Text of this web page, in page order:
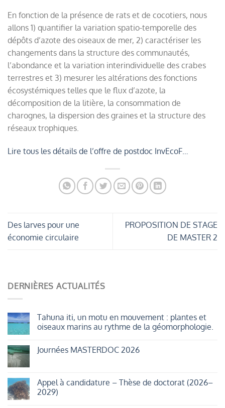
En fonction de la présence de rats et de cocotiers, nous
allons 1) quantifier la variation spatio-temporelle des
dépôts d’azote des oiseaux de mer, 2) caractériser les
changements dans la structure des communautés,
l’abondance et la variation interindividuelle des crabes
terrestres et 3) mesurer les altérations des fonctions
écosystémiques telles que le flux d’azote, la
décomposition de la litière, la consommation de
charognes, la dispersion des graines et la structure des
réseaux trophiques.
Lire tous les détails de l’offre de postdoc InvEcoF…
Des larves pour une
économie circulaire
PROPOSITION DE STAGE
DE MASTER 2
DERNIÈRES ACTUALITÉS
Tahuna iti, un motu en mouvement : plantes et
oiseaux marins au rythme de la géomorphologie.
sur
en
mouvement
:
Journées MASTERDOC 2026
Journées
MASTERDOC
2026
Appel à candidature – Thèse de doctorat (2026–
2029)